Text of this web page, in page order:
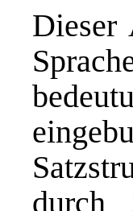
Dieser
durch